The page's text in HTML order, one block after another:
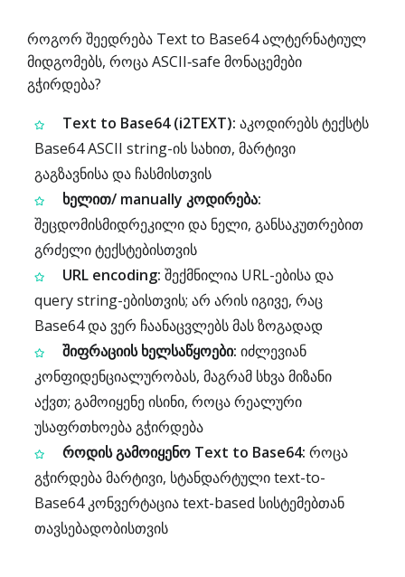
როგორ შეედრება Text to Base64 ალტერნატიულ
მიდგომებს, როცა ASCII‑safe მონაცემები
გჭირდება?
Text to Base64 (i2TEXT): აკოდირებს ტექსტს
Base64 ASCII string-ის სახით, მარტივი
გაგზავნისა და ჩასმისთვის
ხელით/ manually კოდირება:
შეცდომისმიდრეკილი და ნელი, განსაკუთრებით
გრძელი ტექსტებისთვის
URL encoding: შექმნილია URL-ებისა და
query string-ებისთვის; არ არის იგივე, რაც
Base64 და ვერ ჩაანაცვლებს მას ზოგადად
შიფრაციის ხელსაწყოები: იძლევიან
კონფიდენციალურობას, მაგრამ სხვა მიზანი
აქვთ; გამოიყენე ისინი, როცა რეალური
უსაფრთხოება გჭირდება
როდის გამოიყენო Text to Base64: როცა
გჭირდება მარტივი, სტანდარტული text-to-
Base64 კონვერტაცია text-based სისტემებთან
თავსებადობისთვის